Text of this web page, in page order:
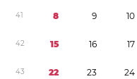
41 8 9 10
42 15 16 17
43 22 23 24